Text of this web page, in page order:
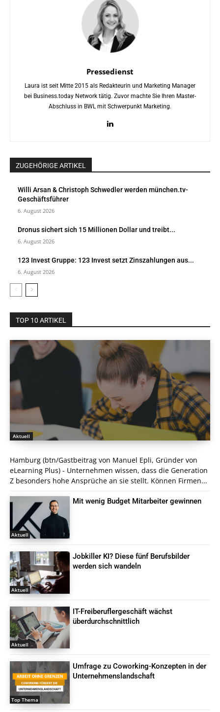
Pressedienst
Laura ist seit Mitte 2015 als Redakteurin und Marketing Manager
bei Business.today Network tätig. Zuvor machte Sie Ihren Master-
Abschluss in BWL mit Schwerpunkt Marketing.
ZUGEHÖRIGE ARTIKEL
Willi Arsan & Christoph Schwedler werden münchen.tv-
Geschäftsführer
6. August 2026
Dronus sichert sich 15 Millionen Dollar und treibt...
6. August 2026
123 Invest Gruppe: 123 Invest setzt Zinszahlungen aus...
6. August 2026
TOP 10 ARTIKEL
Aktuell
Hamburg (btn/Gastbeitrag von Manuel Epli, Gründer von
eLearning Plus) - Unternehmen wissen, dass die Generation
Z besonders hohe Ansprüche an sie stellt. Können Firmen...
Aktuell
Mit wenig Budget Mitarbeiter gewinnen
Aktuell
Jobkiller KI? Diese fünf Berufsbilder
werden sich wandeln
Aktuell
IT-Freiberuflergeschäft wächst
überdurchschnittlich
Top Thema
Umfrage zu Coworking-Konzepten in der
Unternehmenslandschaft